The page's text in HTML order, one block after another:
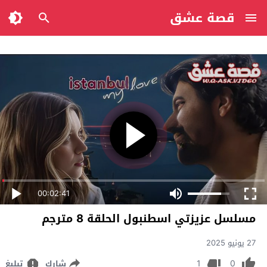
قصة عشق
00:02:41
مسلسل عزيزتي اسطنبول الحلقة 8 مترجم
27 يونيو 2025
شارك تبليغ